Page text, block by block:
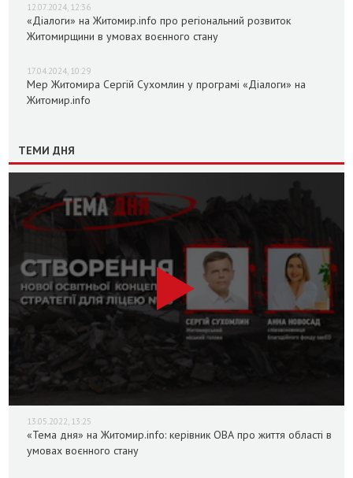
12.07.2024, 12:36
«Діалоги» на Житомир.info про регіональний розвиток
Житомирщини в умовах воєнного стану
17.04.2024, 10:29
Мер Житомира Сергій Сухомлин у програмі «Діалоги» на
Житомир.info
ТЕМИ ДНЯ
13.05.2022, 13:25
«Тема дня» на Житомир.info: керівник ОВА про життя області в
умовах воєнного стану